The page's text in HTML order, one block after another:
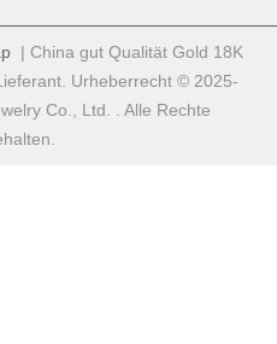
| China gut Qualität Gold 18K
Urheberrecht © 2025-
Co., Ltd. . Alle Rechte